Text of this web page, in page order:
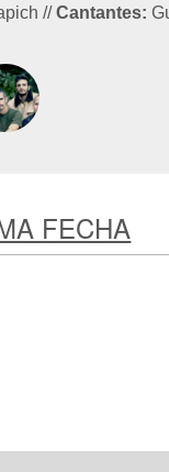
// Cantantes:
FECHA